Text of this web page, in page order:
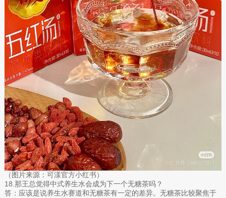
（图片来源：可漾官方小红书）
18.那王总觉得中式养生水会成为下一个无糖茶吗？
答：应该是说养生水赛道和无糖茶有一定的差异。无糖茶比较聚焦于